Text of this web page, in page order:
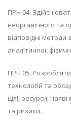
ПРН 04.
неорганічного та
відповідні методи
аналітичної,
ПРН 05.
технологій та
цілі, ресурси,
та ризики.